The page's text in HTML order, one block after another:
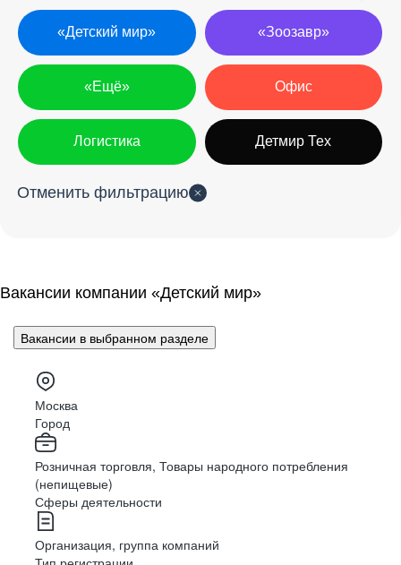
В каждой игрушке –
Сеть магазинов с товарами для домашних
животных.
Улучшаем жизнь
пользователей, упрощаем
работу сотрудников и растим
метрики цифровых продуктов
Детского мира, Зоозавра
Мы создали и поддерживаем мобильные
приложения и сайты Детского мира в России,
В каждой доставке – путь к
В каждом проекте – открытие
Отменить фильтрацию
«Детский мир» «Зоозавр»
«Ещё» Офис
Логистика Детмир Тех
Вакансии компании «Детский мир»
Вакансии в выбранном разделе
Москва
Город
Розничная торговля, Товары народного потребления
(непищевые)
Сферы деятельности
Организация, группа компаний